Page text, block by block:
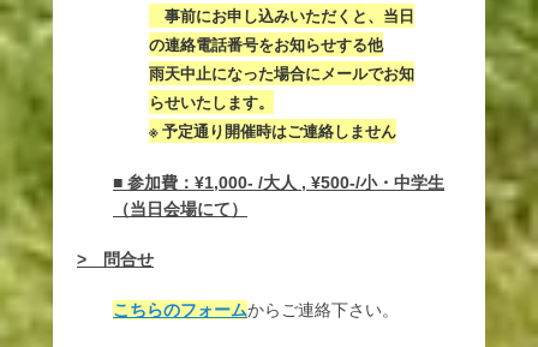
事前にお申し込みいただくと、当日
の連絡電話番号をお知らせする他
雨天中止になった場合にメールでお知
らせいたします。
※ 予定通り開催時はご連絡しません
■ 参加費：¥1,000- /大人 , ¥500-/小・中学生
（当日会場にて）
> 問合せ
こちらのフォームからご連絡下さい。